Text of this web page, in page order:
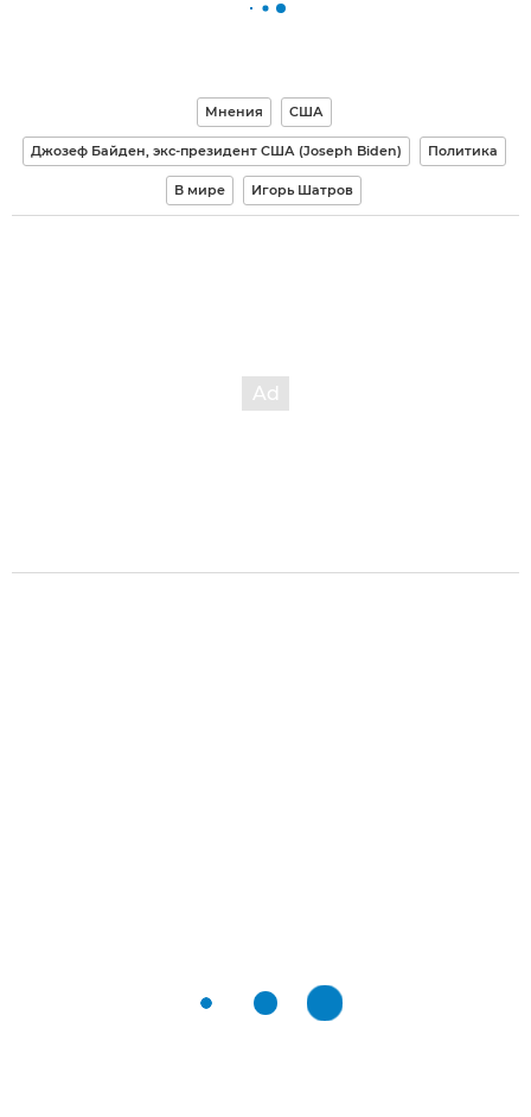
Мнения США
Джозеф Байден, экс-президент США (Joseph Biden) Политика
В мире Игорь Шатров